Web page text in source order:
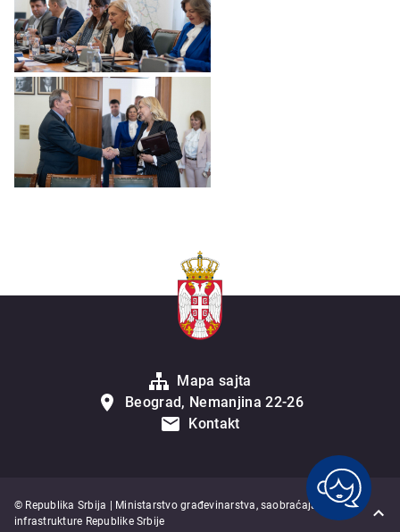
Mapa sajta
Beograd, Nemanjina 22-26
Kontakt
© Republika Srbija | Ministarstvo građevinarstva, saobraćaja i
infrastrukture Republike Srbije